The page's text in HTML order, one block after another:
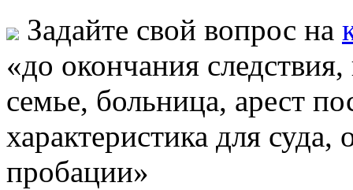
Задайте свой вопрос на
«до окончания
семье, больница, арест
характеристика для
пробации»